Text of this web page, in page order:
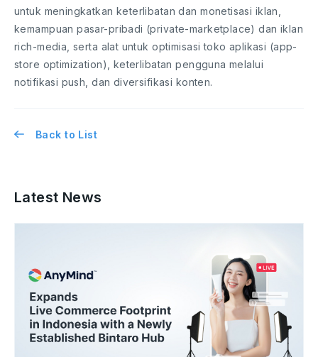
untuk meningkatkan keterlibatan dan monetisasi iklan,
kemampuan pasar-pribadi (private-marketplace) dan iklan
rich-media, serta alat untuk optimisasi toko aplikasi (app-
store optimization), keterlibatan pengguna melalui
notifikasi push, dan diversifikasi konten.
Back to List
Latest News